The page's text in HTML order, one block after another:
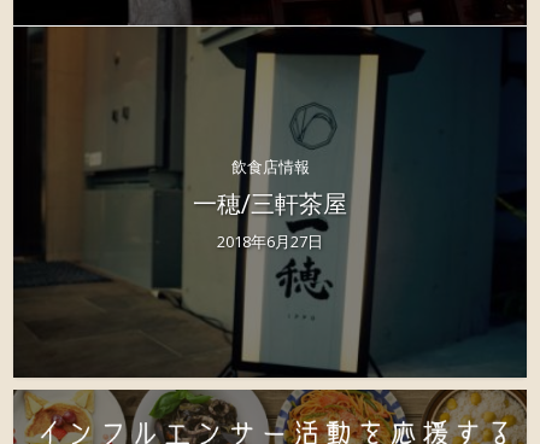
飲食店情報
一穂/三軒茶屋
2018年6月27日